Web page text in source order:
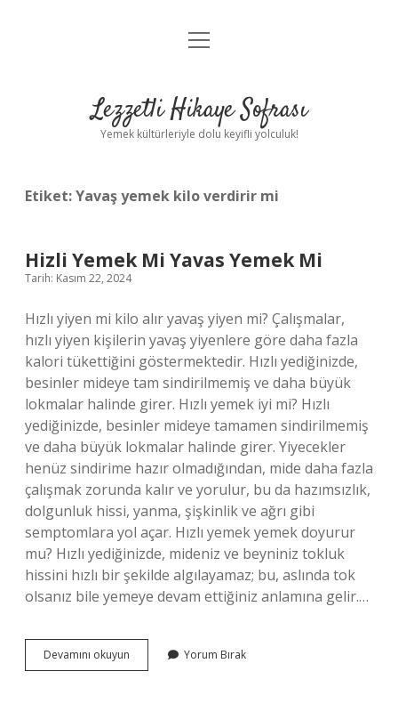
Anasayfa
Yasal Uyarı
menüyü
Lezzetli Hikaye Sofrası
Yemek kültürleriyle dolu keyifli yolculuk!
Etiket:Yavaş yemek kilo verdirir mi
Hizli Yemek Mi Yavas Yemek Mi
Tarih: Kasım 22, 2024
Hızlı yiyen mi kilo alır yavaş yiyen mi? Çalışmalar,
hızlı yiyen kişilerin yavaş yiyenlere göre daha fazla
kalori tükettiğini göstermektedir. Hızlı yediğinizde,
besinler mideye tam sindirilmemiş ve daha büyük
lokmalar halinde girer. Hızlı yemek iyi mi? Hızlı
yediğinizde, besinler mideye tamamen sindirilmemiş
ve daha büyük lokmalar halinde girer. Yiyecekler
henüz sindirime hazır olmadığından, mide daha fazla
çalışmak zorunda kalır ve yorulur, bu da hazımsızlık,
dolgunluk hissi, yanma, şişkinlik ve ağrı gibi
semptomlara yol açar. Hızlı yemek yemek doyurur
mu? Hızlı yediğinizde, mideniz ve beyniniz tokluk
hissini hızlı bir şekilde algılayamaz; bu, aslında tok
olsanız bile yemeye devam ettiğiniz anlamına gelir.…
Devamını okuyun
Yemek
Yorum Bırak